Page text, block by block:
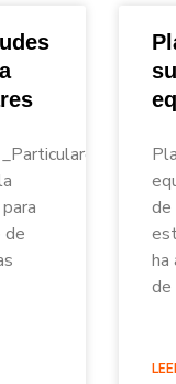
de
de